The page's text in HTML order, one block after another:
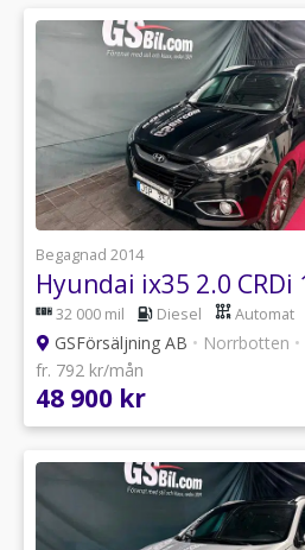
Begagnad 2014
32 000 mil Diesel Automat
GSFörsäljning AB • Norrbotten •
fr. 792 kr/mån
48 900 kr